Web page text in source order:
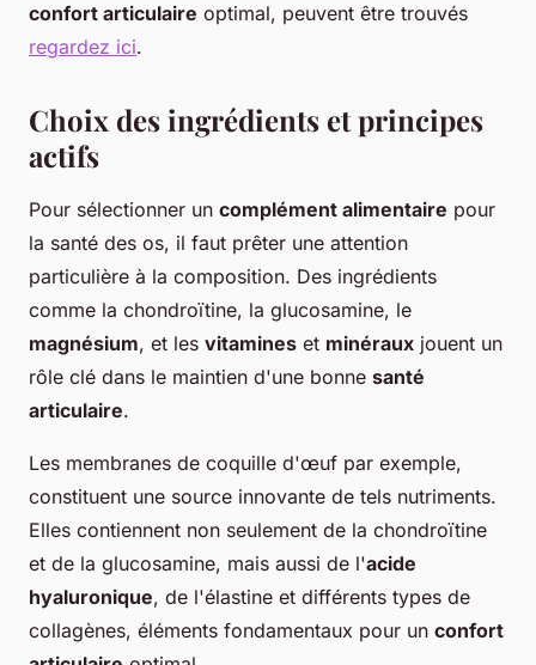
confort articulaire optimal, peuvent être trouvés
regardez ici.
Choix des ingrédients et principes
actifs
Pour sélectionner un complément alimentaire pour
la santé des os, il faut prêter une attention
particulière à la composition. Des ingrédients
comme la chondroïtine, la glucosamine, le
magnésium, et les vitamines et minéraux jouent un
rôle clé dans le maintien d'une bonne santé
articulaire.
Les membranes de coquille d'œuf par exemple,
constituent une source innovante de tels nutriments.
Elles contiennent non seulement de la chondroïtine
et de la glucosamine, mais aussi de l'acide
hyaluronique, de l'élastine et différents types de
collagènes, éléments fondamentaux pour un confort